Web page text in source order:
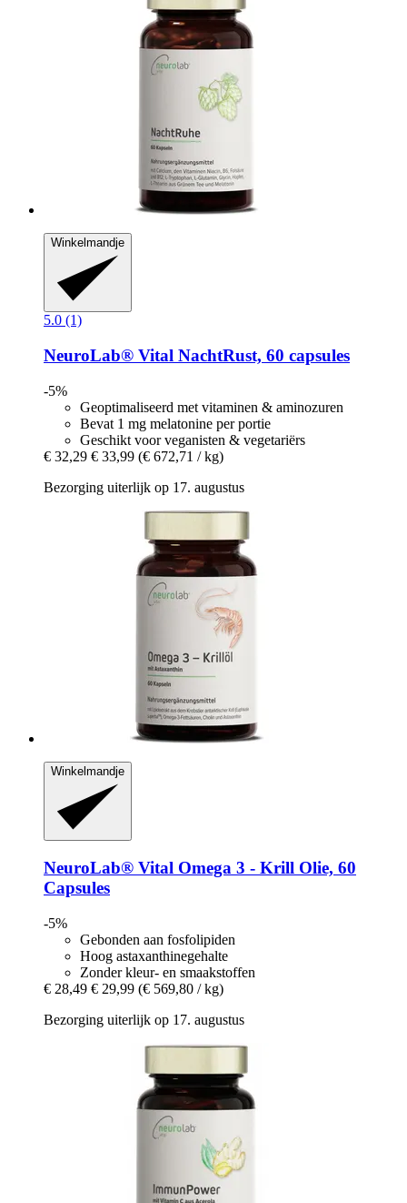
Winkelmandje
5.0 (1)
NeuroLab® Vital NachtRust, 60 capsules
-5%
Geoptimaliseerd met vitaminen & aminozuren
Bevat 1 mg melatonine per portie
Geschikt voor veganisten & vegetariërs
€ 32,29 € 33,99 (€ 672,71 / kg)
Bezorging uiterlijk op 17. augustus
Winkelmandje
NeuroLab® Vital Omega 3 -​ Krill Olie, 60
Capsules
-5%
Gebonden aan fosfolipiden
Hoog astaxanthinegehalte
Zonder kleur- en smaakstoffen
€ 28,49 € 29,99 (€ 569,80 / kg)
Bezorging uiterlijk op 17. augustus